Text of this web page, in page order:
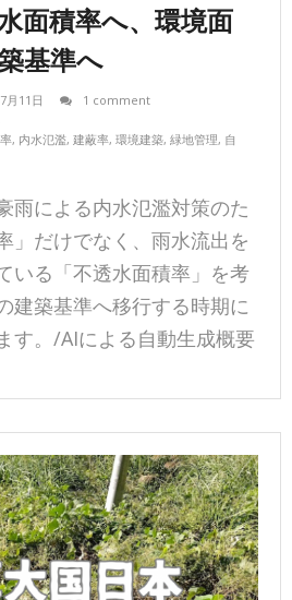
面積率へ、環境面
基準へ
月11日
1 comment
, 内水氾濫, 建蔽率, 環境建築, 緑地管理, 自
雨による内水氾濫対策のた
」だけでなく、雨水流出を
いる「不透水面積率」を考
建築基準へ移行する時期に
す。/AIによる自動生成概要